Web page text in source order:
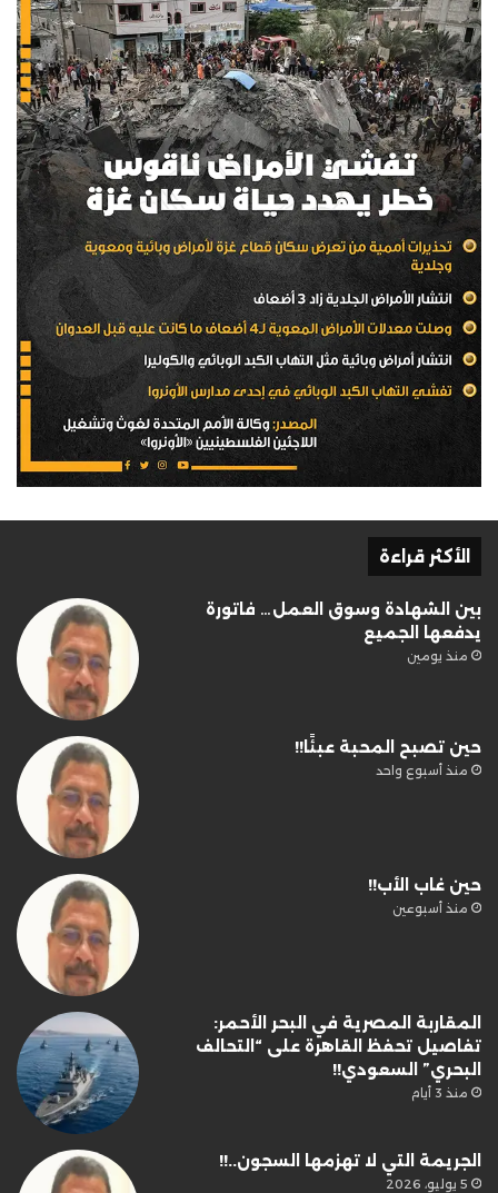
الأكثر قراءة
بين الشهادة وسوق العمل… فاتورة
يدفعها الجميع
منذ يومين
حين تصبح المحبة عبئًا!!
منذ أسبوع واحد
حين غاب الأب!!
منذ أسبوعين
المقاربة المصرية في البحر الأحمر:
تفاصيل تحفظ القاهرة على “التحالف
البحري” السعودي!!
منذ 3 أيام
الجريمة التي لا تهزمها السجون..!!
5 يوليو، 2026